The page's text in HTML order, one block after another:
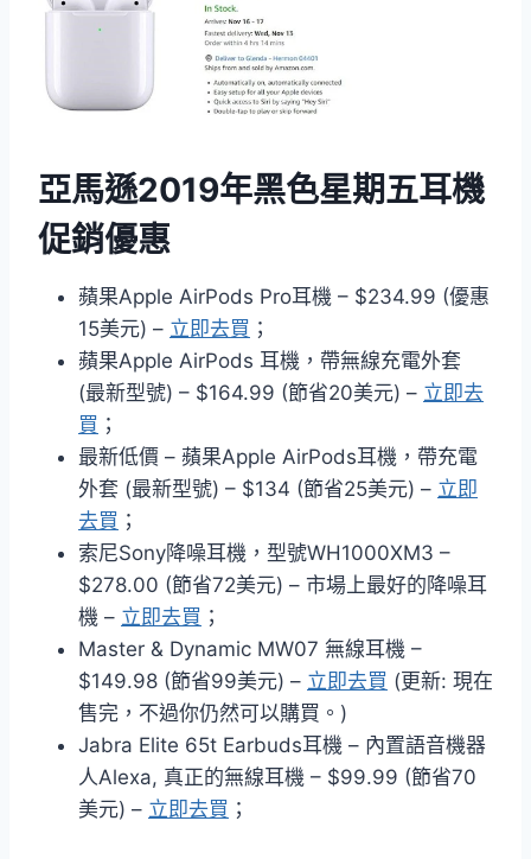
亞馬遜2019年黑色星期五耳機
促銷優惠
蘋果Apple AirPods Pro耳機 – $234.99 (優惠
15美元) – 立即去買 ；
蘋果Apple AirPods 耳機，帶無線充電外套
(最新型號) – $164.99 (節省20美元) – 立即去
買 ；
最新低價 – 蘋果Apple AirPods耳機，帶充電
外套 (最新型號) – $134 (節省25美元) – 立即
去買 ；
索尼Sony降噪耳機，型號WH1000XM3 –
$278.00 (節省72美元) – 市場上最好的降噪耳
機 – 立即去買 ；
Master & Dynamic MW07 無線耳機 –
$149.98 (節省99美元) – 立即去買 (更新: 現在
售完，不過你仍然可以購買。)
Jabra Elite 65t Earbuds耳機 – 內置語音機器
人Alexa, 真正的無線耳機 – $99.99 (節省70
美元) – 立即去買 ；